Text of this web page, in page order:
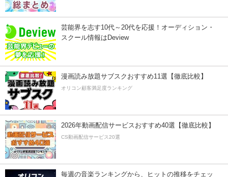
芸能界を志す10代～20代を応援！オーディション・
スクール情報はDeview
漫画読み放題サブスクおすすめ11選【徹底比較】
オリコン顧客満足度ランキング
2026年動画配信サービスおすすめ40選【徹底比較】
CS動画配信サービス20選
毎週の音楽ランキングから、ヒットの推移をチェッ